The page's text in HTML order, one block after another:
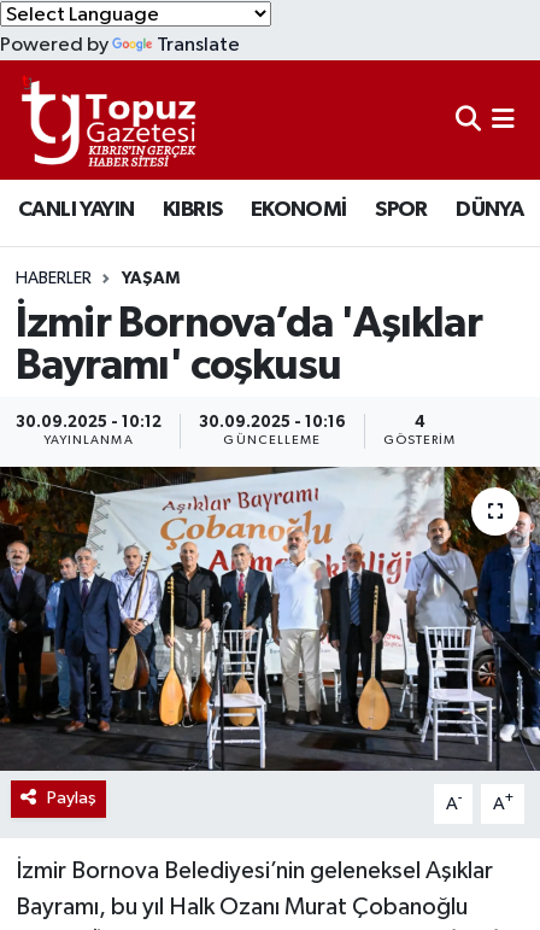
Powered by Translate
CANLI YAYIN KIBRIS EKONOMİ SPOR DÜNYA
HABERLER YAŞAM
İzmir Bornova’da 'Aşıklar
Bayramı' coşkusu
30.09.2025 - 10:12
YAYINLANMA
30.09.2025 - 10:16
GÜNCELLEME
4
GÖSTERIM
Paylaş A- A+
İzmir Bornova Belediyesi’nin geleneksel Aşıklar
Bayramı, bu yıl Halk Ozanı Murat Çobanoğlu
KIBRIS
DÜNYA
EKONOMİ
MAGAZİN
SAĞLIK
TÜRKİYE
Lefkoşa Nöbetçi Eczaneler
Lefkoşa Hava Durumu
Lefkoşa Trafik Yoğunluk Haritası
Süper Lig Puan Durumu ve Fikstür
Tüm Manşetler